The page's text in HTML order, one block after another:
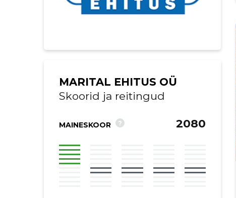
MARITAL EHITUS OÜ
Skoorid ja reitingud
MAINESKOOR ? 2080